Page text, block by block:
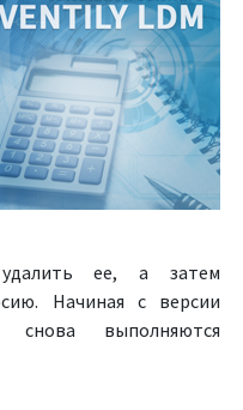
удалить ее, а затем
Начиная с версии
снова выполняются